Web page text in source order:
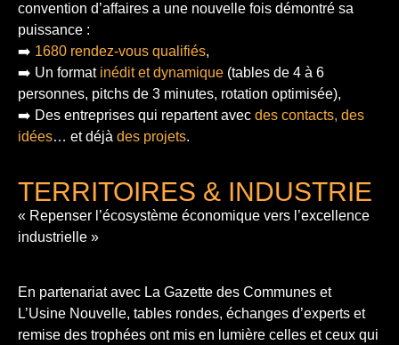
convention d’affaires a une nouvelle fois démontré sa
puissance :
➡️ 1680 rendez-vous qualifiés,
➡️ Un format inédit et dynamique (tables de 4 à 6
personnes, pitchs de 3 minutes, rotation optimisée),
➡️ Des entreprises qui repartent avec des contacts, des
idées… et déjà des projets.
TERRITOIRES & INDUSTRIE
« Repenser l’écosystème économique vers l’excellence
industrielle »
En partenariat avec La Gazette des Communes et
L’Usine Nouvelle, tables rondes, échanges d’experts et
remise des trophées ont mis en lumière celles et ceux qui